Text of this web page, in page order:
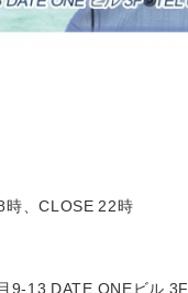
時、CLOSE 22時
9-13 DATE ONEビル 3F